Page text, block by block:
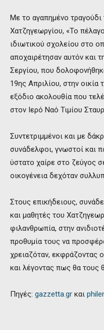
Με το αγαπημένο
Χατζηγεωργίου, «Το
ιδιωτικού σχολείου στο
αποχαιρέτησαν αυτόν και
Σεργίου, που
19ης Απριλίου, στην
εξόδιο ακολουθία που
στον Ιερό Ναό Τιμίου
Συντετριμμένοι και με
συνάδελφοι, γνωστοί και
ύστατο χαίρε στο ζεύγος
οικογένεια δεχόταν
Στους επικήδειους,
και μαθητές του
φιλανθρωπία, στην
προθυμία τους να
χρειαζόταν, εκφράζοντας
και λέγοντας πως θα τους
Πηγές: gazzetta.gr και